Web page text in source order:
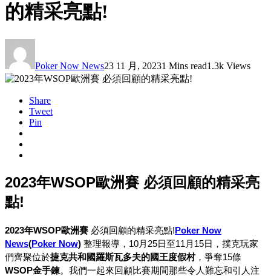
的精采亮點!
Poker Now News23 11 月, 20231 Mins read1.3k Views
Share
Tweet
Pin
2023年WSOP歐洲賽 必須回顧的精采亮
點!
2023年WSOP歐洲賽 必須回顧的精采亮點!Poker Now
News(Poker Now) 整理報導，10月25日至11月15日，撲克玩家
們齊聚位於捷克共和國羅斯瓦多夫的國王度假村，爭奪15條
WSOP金手鍊。我們一起來回顧比賽期間那些令人難忘和引人注